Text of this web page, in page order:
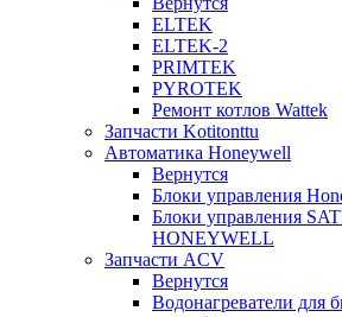
ELTEK
ELTEK-2
PRIMTEK
PYROTEK
Ремонт котлов Wattek
Запчасти Kotitonttu
Автоматика Honeywеll
Вернутся
Блоки управления
Блоки управления
HONEYWELL
Запчасти ACV
Вернутся
Водонагреватели для